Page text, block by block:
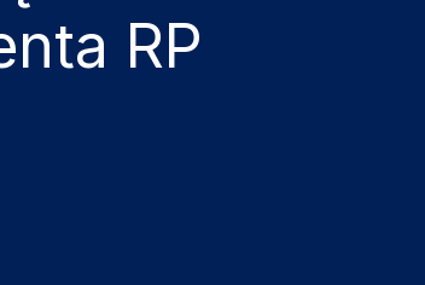
RP